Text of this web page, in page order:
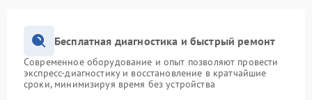
Бесплатная диагностика и быстрый ремонт
Современное оборудование и опыт позволяют провести
экспресс-диагностику и восстановление в кратчайшие
сроки, минимизируя время без устройства